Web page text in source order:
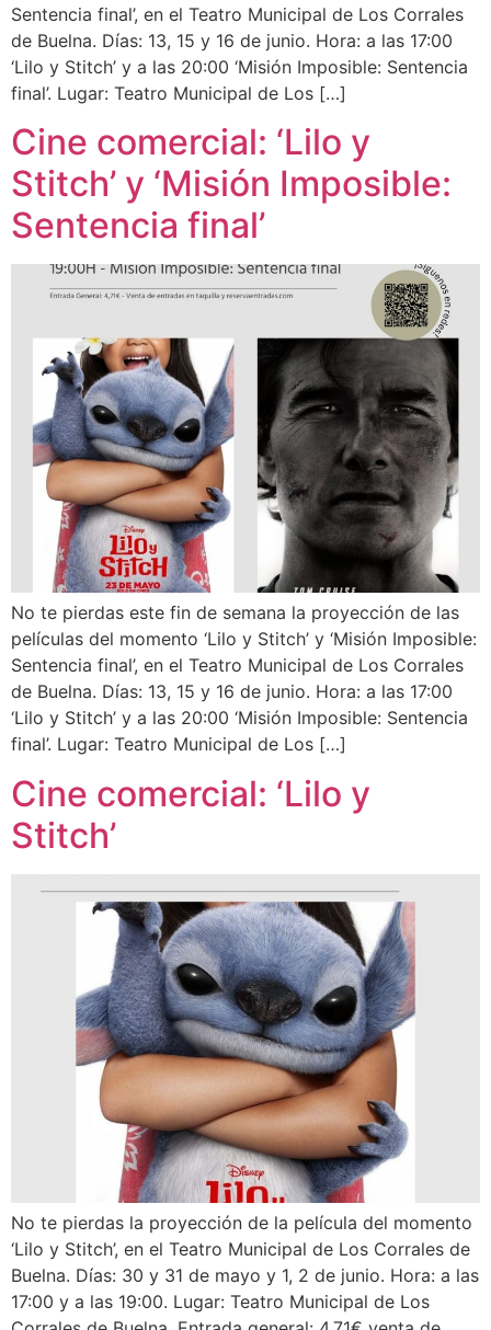
Sentencia final’, en el Teatro Municipal de Los Corrales
de Buelna. Días: 13, 15 y 16 de junio. Hora: a las 17:00
‘Lilo y Stitch’ y a las 20:00 ‘Misión Imposible: Sentencia
final’. Lugar: Teatro Municipal de Los […]
Cine comercial: ‘Lilo y
Stitch’ y ‘Misión Imposible:
Sentencia final’
No te pierdas este fin de semana la proyección de las
películas del momento ‘Lilo y Stitch’ y ‘Misión Imposible:
Sentencia final’, en el Teatro Municipal de Los Corrales
de Buelna. Días: 13, 15 y 16 de junio. Hora: a las 17:00
‘Lilo y Stitch’ y a las 20:00 ‘Misión Imposible: Sentencia
final’. Lugar: Teatro Municipal de Los […]
Cine comercial: ‘Lilo y
Stitch’
No te pierdas la proyección de la película del momento
‘Lilo y Stitch’, en el Teatro Municipal de Los Corrales de
Buelna. Días: 30 y 31 de mayo y 1, 2 de junio. Hora: a las
17:00 y a las 19:00. Lugar: Teatro Municipal de Los